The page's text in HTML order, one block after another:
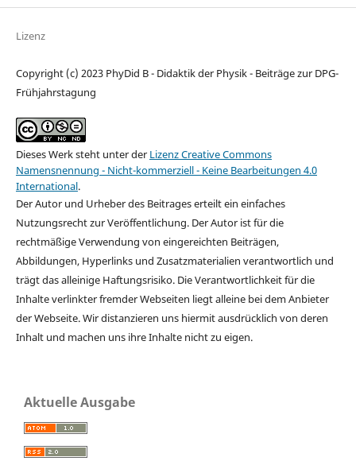
Lizenz
Copyright (c) 2023 PhyDid B - Didaktik der Physik - Beiträge zur DPG-
Frühjahrstagung
Dieses Werk steht unter der Lizenz Creative Commons
Namensnennung - Nicht-kommerziell - Keine Bearbeitungen 4.0
International.
Der Autor und Urheber des Beitrages erteilt ein einfaches
Nutzungsrecht zur Veröffentlichung. Der Autor ist für die
rechtmäßige Verwendung von eingereichten Beiträgen,
Abbildungen, Hyperlinks und Zusatzmaterialien verantwortlich und
trägt das alleinige Haftungsrisiko. Die Verantwortlichkeit für die
Inhalte verlinkter fremder Webseiten liegt alleine bei dem Anbieter
der Webseite. Wir distanzieren uns hiermit ausdrücklich von deren
Inhalt und machen uns ihre Inhalte nicht zu eigen.
Aktuelle Ausgabe